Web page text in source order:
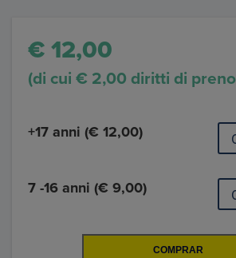
€ 12,00
(di cui € 2,00 diritti di
+17 anni (€ 12,00)
7 -16 anni (€ 9,00)